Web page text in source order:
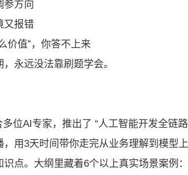
参方向
又报错
价值”，你答不上来
永远没法靠刷题学会。
位AI专家，推出了 “人工智能开发全链
用3天时间带你走完从业务理解到模型上
点。大纲里藏着6个以上真实场景案例：